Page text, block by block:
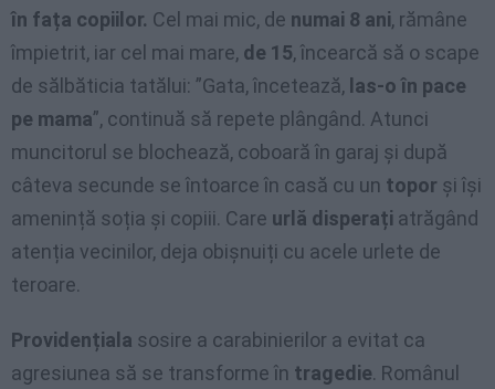
în fața copiilor. Cel mai mic, de numai 8 ani, rămâne
împietrit, iar cel mai mare, de 15, încearcă să o scape
de sălbăticia tatălui: ”Gata, încetează, las-o în pace
pe mama”, continuă să repete plângând. Atunci
muncitorul se blochează, coboară în garaj și după
câteva secunde se întoarce în casă cu un topor și își
amenință soția și copiii. Care urlă disperați atrăgând
atenția vecinilor, deja obișnuiți cu acele urlete de
teroare.
Providențiala sosire a carabinierilor a evitat ca
agresiunea să se transforme în tragedie. Românul